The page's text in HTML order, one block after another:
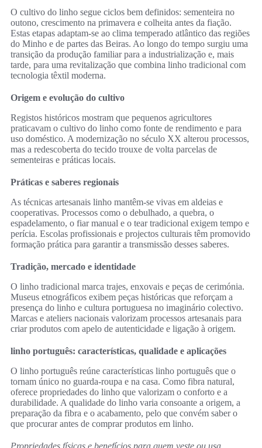
O cultivo do linho segue ciclos bem definidos: sementeira no
outono, crescimento na primavera e colheita antes da fiação.
Estas etapas adaptam-se ao clima temperado atlântico das regiões
do Minho e de partes das Beiras. Ao longo do tempo surgiu uma
transição da produção familiar para a industrialização e, mais
tarde, para uma revitalização que combina linho tradicional com
tecnologia têxtil moderna.
Origem e evolução do cultivo
Registos históricos mostram que pequenos agricultores
praticavam o cultivo do linho como fonte de rendimento e para
uso doméstico. A modernização no século XX alterou processos,
mas a redescoberta do tecido trouxe de volta parcelas de
sementeiras e práticas locais.
Práticas e saberes regionais
As técnicas artesanais linho mantêm-se vivas em aldeias e
cooperativas. Processos como o debulhado, a quebra, o
espadelamento, o fiar manual e o tear tradicional exigem tempo e
perícia. Escolas profissionais e projectos culturais têm promovido
formação prática para garantir a transmissão desses saberes.
Tradição, mercado e identidade
O linho tradicional marca trajes, enxovais e peças de cerimónia.
Museus etnográficos exibem peças históricas que reforçam a
presença do linho e cultura portuguesa no imaginário colectivo.
Marcas e ateliers nacionais valorizam processos artesanais para
criar produtos com apelo de autenticidade e ligação à origem.
linho português: características, qualidade e aplicações
O linho português reúne características linho português que o
tornam único no guarda-roupa e na casa. Como fibra natural,
oferece propriedades do linho que valorizam o conforto e a
durabilidade. A qualidade do linho varia consoante a origem, a
preparação da fibra e o acabamento, pelo que convém saber o
que procurar antes de comprar produtos em linho.
Propriedades físicas e benefícios para quem veste ou usa